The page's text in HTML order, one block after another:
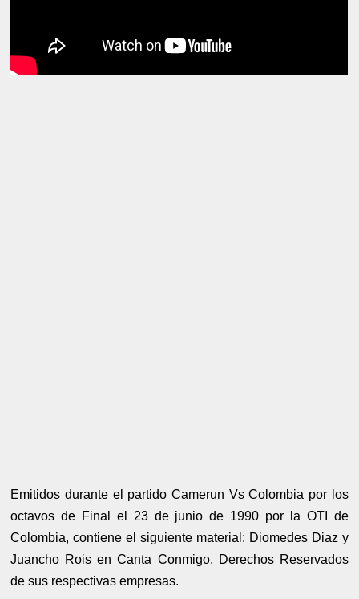
Emitidos durante el partido Camerun Vs Colombia por los
octavos de Final el 23 de junio de 1990 por la OTI de
Colombia, contiene el siguiente material: Diomedes Diaz y
Juancho Rois en Canta Conmigo, Derechos Reservados
de sus respectivas empresas.